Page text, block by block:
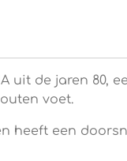
uit de jaren 80,
voet.
heeft een